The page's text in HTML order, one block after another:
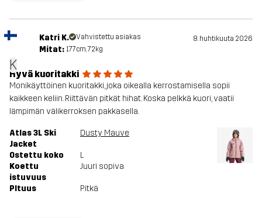
K
Katri K. Vahvistettu asiakas 8. huhtikuuta 2026
Mitat: 177cm, 72kg
Hyvä kuoritakki
Monikäyttöinen kuoritakki, joka oikealla kerrostamisella sopii
kaikkeen keliin. Riittävän pitkät hihat. Koska pelkkä kuori, vaatii
lämpimän välikerroksen pakkasella.
Atlas 3L Ski
Jacket
Dusty Mauve
Ostettu koko
L
Koettu
istuvuus
Juuri sopiva
PItuus Pitkä